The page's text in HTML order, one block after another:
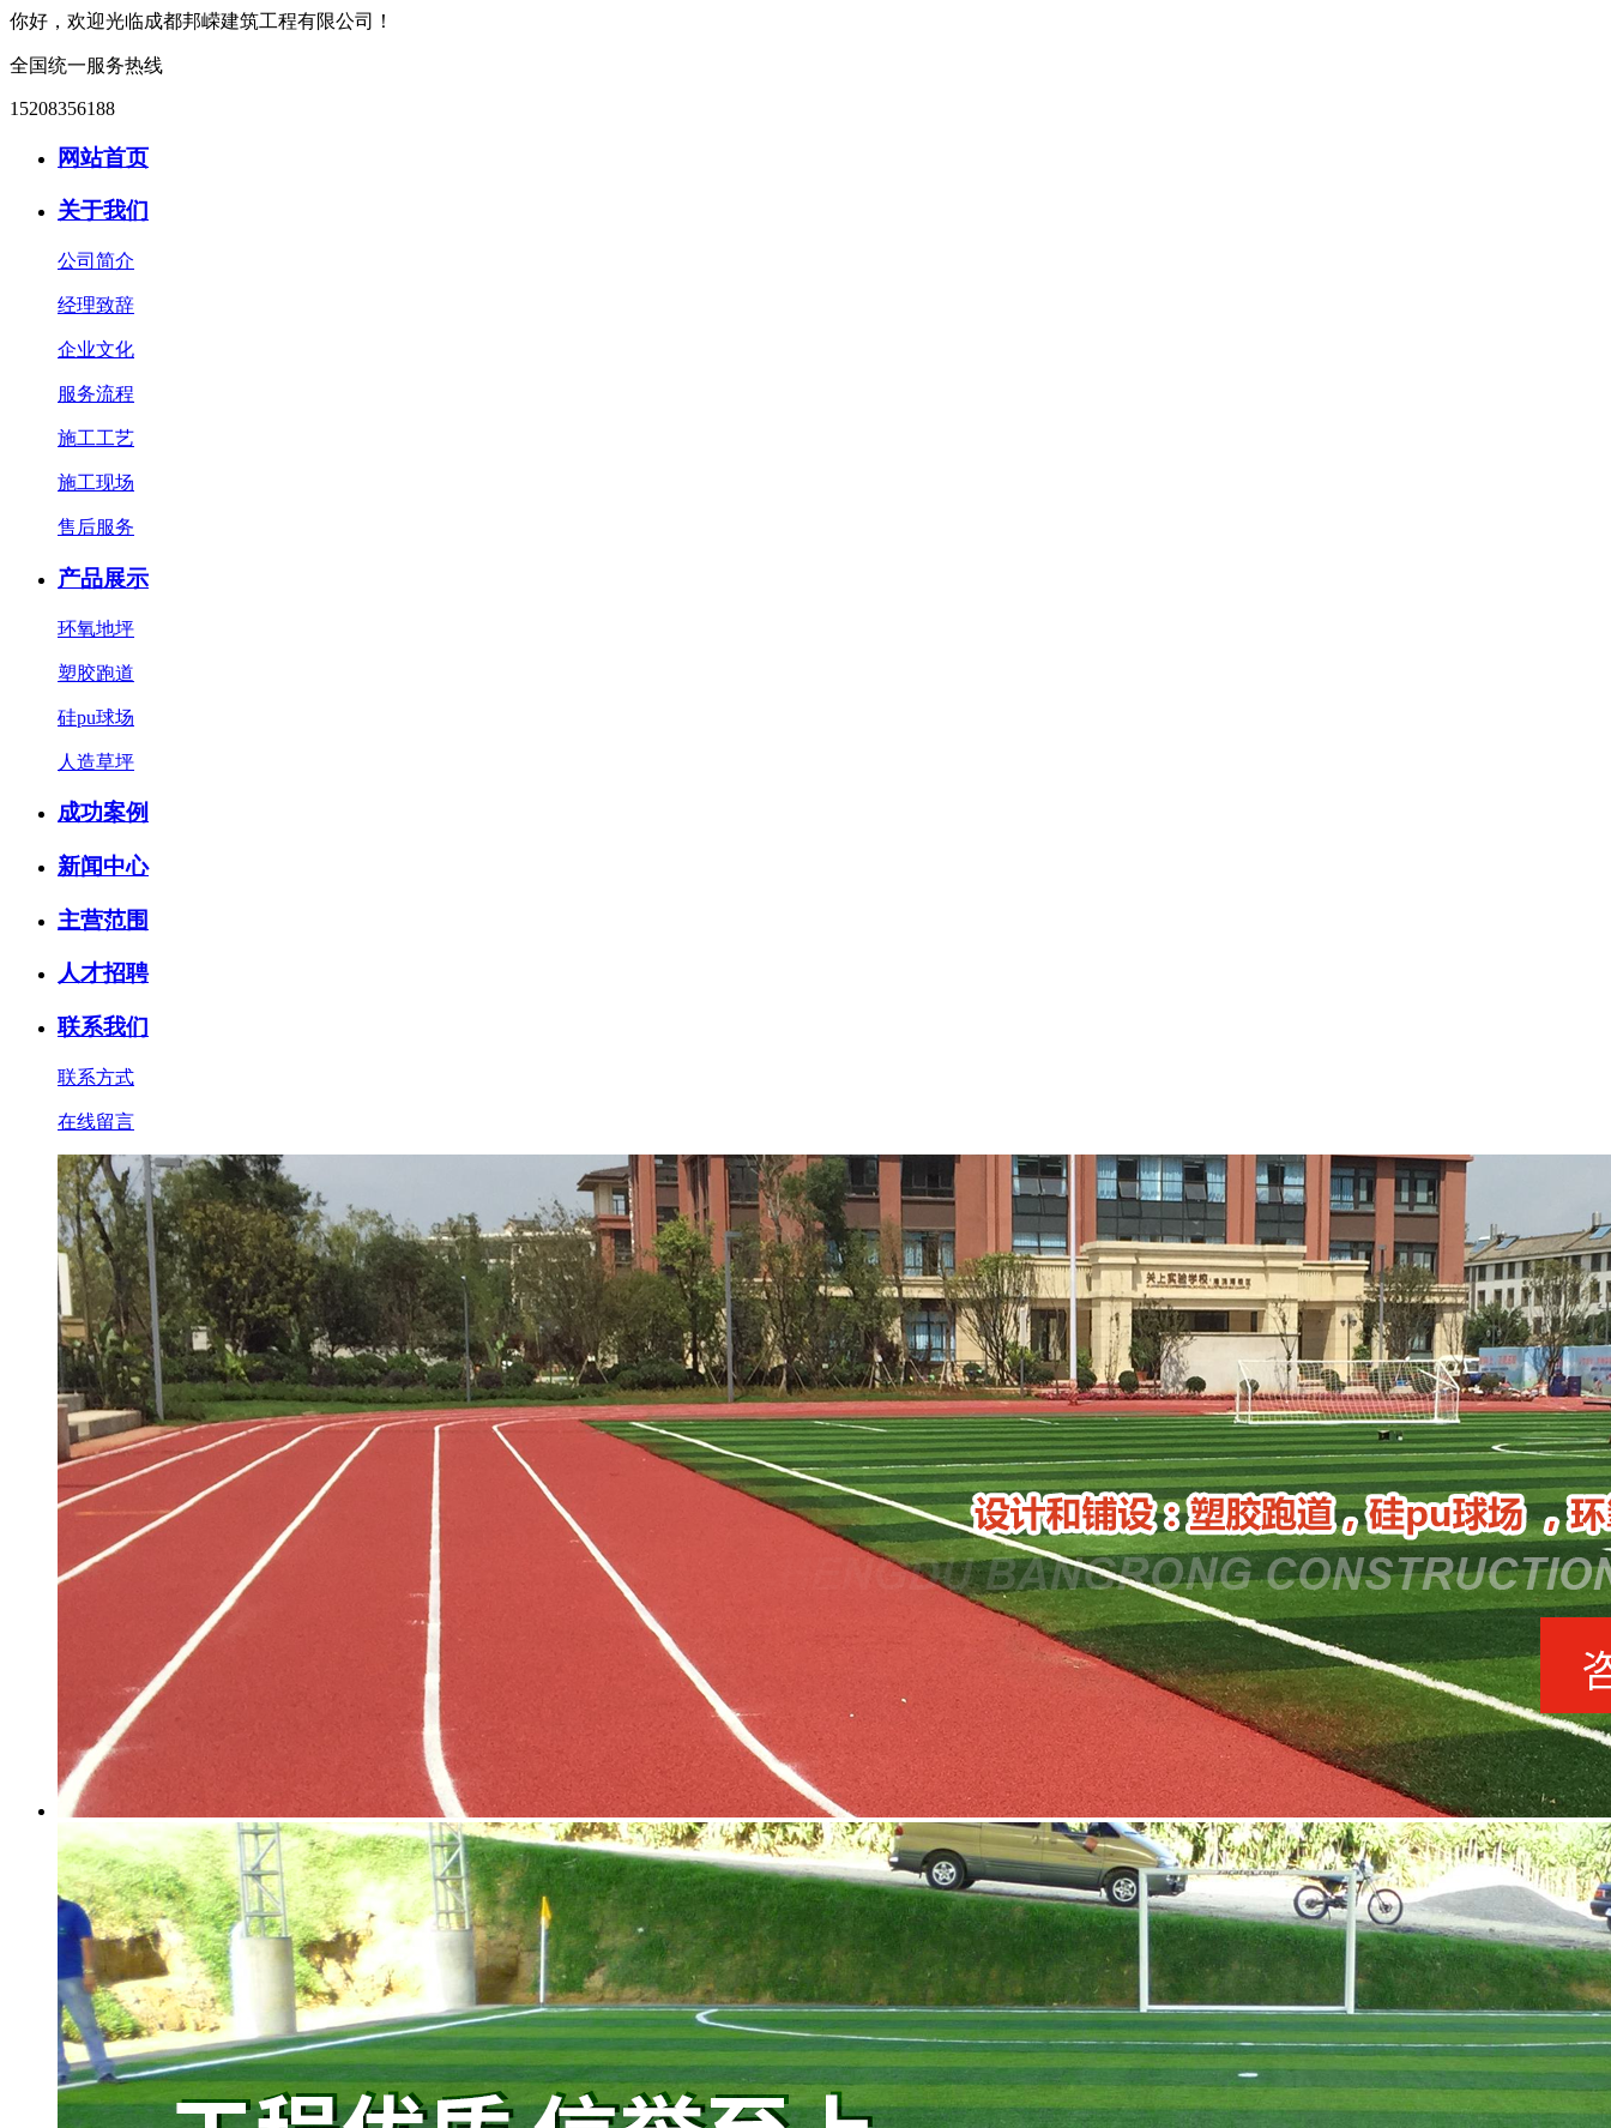
你好，欢迎光临成都邦嵘建筑工程有限公司！
全国统一服务热线
15208356188
网站首页
关于我们
公司简介
经理致辞
企业文化
服务流程
施工工艺
施工现场
售后服务
产品展示
环氧地坪
塑胶跑道
硅pu球场
人造草坪
成功案例
新闻中心
主营范围
人才招聘
联系我们
联系方式
在线留言